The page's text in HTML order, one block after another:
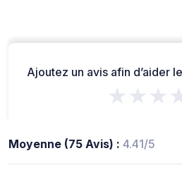
Ajoutez un avis afin d’aider
Moyenne (75 Avis) : 4.41/5